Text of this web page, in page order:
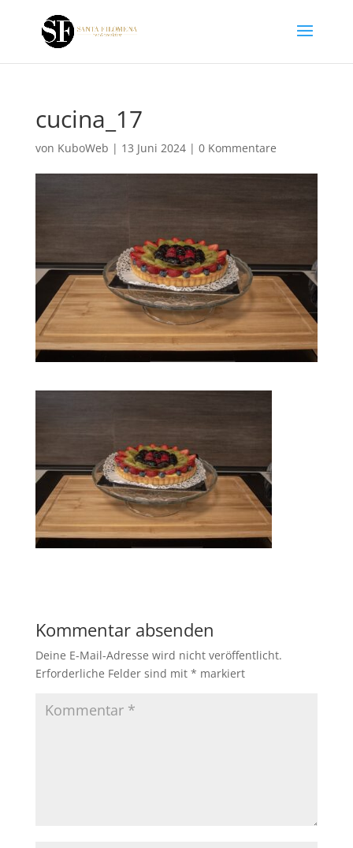
cucina_17
von KuboWeb | 13 Juni 2024| 0 Kommentare
Kommentar absenden
Deine E-Mail-Adresse wird nicht veröffentlicht.
Erforderliche Felder sind mit * markiert